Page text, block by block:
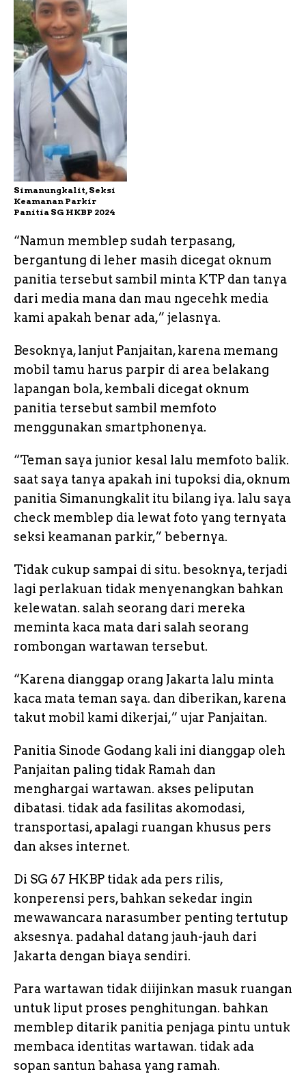
Simanungkalit, Seksi
Keamanan Parkir
Panitia SG HKBP 2024
“Namun memblep sudah terpasang,
bergantung di leher masih dicegat oknum
panitia tersebut sambil minta KTP dan tanya
dari media mana dan mau ngecehk media
kami apakah benar ada,” jelasnya.
Besoknya, lanjut Panjaitan, karena memang
mobil tamu harus parpir di area belakang
lapangan bola, kembali dicegat oknum
panitia tersebut sambil memfoto
menggunakan smartphonenya.
“Teman saya junior kesal lalu memfoto balik.
saat saya tanya apakah ini tupoksi dia, oknum
panitia Simanungkalit itu bilang iya. lalu saya
check memblep dia lewat foto yang ternyata
seksi keamanan parkir,” bebernya.
Tidak cukup sampai di situ. besoknya, terjadi
lagi perlakuan tidak menyenangkan bahkan
kelewatan. salah seorang dari mereka
meminta kaca mata dari salah seorang
rombongan wartawan tersebut.
“Karena dianggap orang Jakarta lalu minta
kaca mata teman saya. dan diberikan, karena
takut mobil kami dikerjai,” ujar Panjaitan.
Panitia Sinode Godang kali ini dianggap oleh
Panjaitan paling tidak Ramah dan
menghargai wartawan. akses peliputan
dibatasi. tidak ada fasilitas akomodasi,
transportasi, apalagi ruangan khusus pers
dan akses internet.
Di SG 67 HKBP tidak ada pers rilis,
konperensi pers, bahkan sekedar ingin
mewawancara narasumber penting tertutup
aksesnya. padahal datang jauh-jauh dari
Jakarta dengan biaya sendiri.
Para wartawan tidak diijinkan masuk ruangan
untuk liput proses penghitungan. bahkan
memblep ditarik panitia penjaga pintu untuk
membaca identitas wartawan. tidak ada
sopan santun bahasa yang ramah.